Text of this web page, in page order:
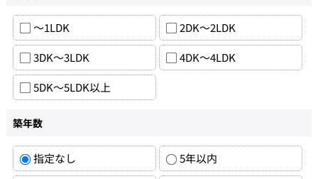
～1LDK
2DK～2LDK
3DK～3LDK
4DK～4LDK
5DK～5LDK以上
築年数
指定なし
5年以内